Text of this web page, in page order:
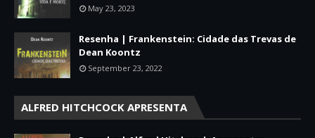
May 23, 2023
Resenha | Frankenstein: Cidade das Trevas de
Dean Koontz
September 23, 2022
ALFRED HITCHCOCK APRESENTA